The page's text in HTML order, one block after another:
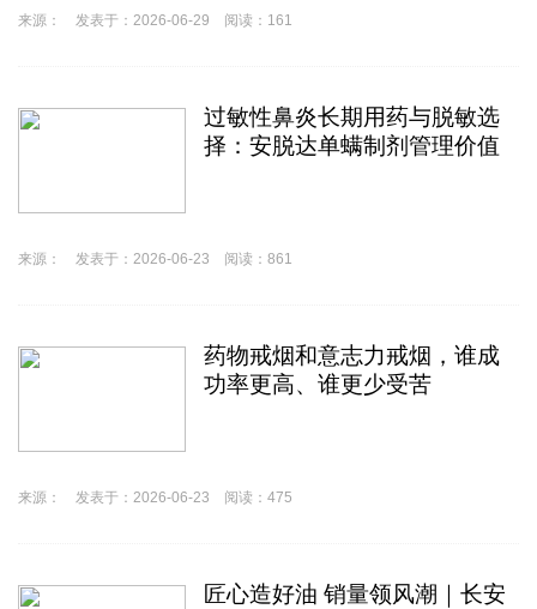
来源： 发表于：2026-06-29 阅读：161
过敏性鼻炎长期用药与脱敏选
择：安脱达单螨制剂管理价值
来源： 发表于：2026-06-23 阅读：861
药物戒烟和意志力戒烟，谁成
功率更高、谁更少受苦
来源： 发表于：2026-06-23 阅读：475
匠心造好油 销量领风潮｜长安